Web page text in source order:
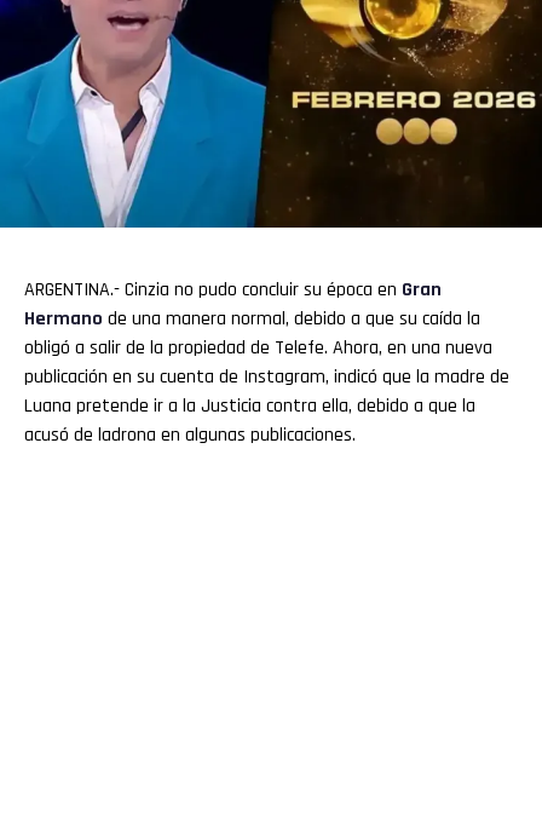
ARGENTINA.- Cinzia no pudo concluir su época en Gran
Hermano de una manera normal, debido a que su caída la
obligó a salir de la propiedad de Telefe. Ahora, en una nueva
publicación en su cuenta de Instagram, indicó que la madre de
Luana pretende ir a la Justicia contra ella, debido a que la
acusó de ladrona en algunas publicaciones.